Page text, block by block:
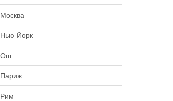
Москва
Нью-Йорк
Ош
Париж
Рим